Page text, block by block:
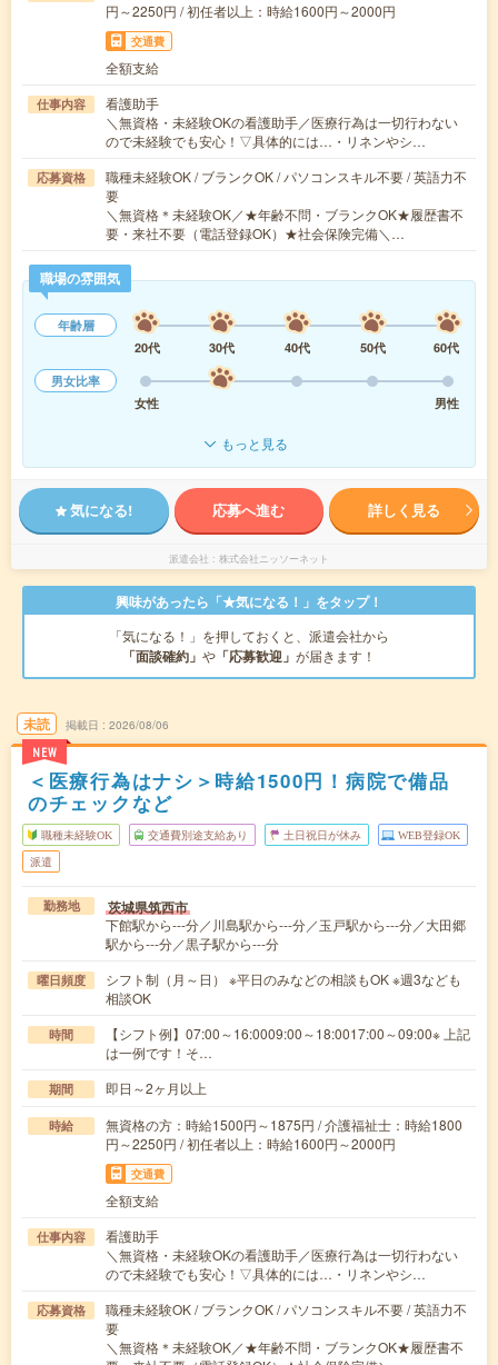
円～2250円 / 初任者以上：時給1600円～2000円
交通費
全額支給
仕事内容
看護助手
＼無資格・未経験OKの看護助手／医療行為は一切行わない
ので未経験でも安心！▽具体的には…・リネンやシ…
応募資格
職種未経験OK / ブランクOK / パソコンスキル不要 / 英語力不
要
＼無資格＊未経験OK／★年齢不問・ブランクOK★履歴書不
要・来社不要（電話登録OK）★社会保険完備＼…
職場の雰囲気
年齢層
20代
30代 40代 50代
60代
男女比率
女性
男性
もっと見る
気になる! 応募へ進む 詳しく見る
派遣会社 株式会社ニッソーネット
興味があったら「★気になる！」をタップ！
「気になる！」を押しておくと、派遣会社から
「面談確約」 や 「応募歓迎」 が届きます！
未読
NEW
掲載日 2026/08/06
＜医療行為はナシ＞時給1500円！病院で備品
のチェックなど
職種未経験OK 交通費別途支給あり 土日祝日が休み WEB登録OK
派遣
勤務地 茨城県筑西市
下館駅から---分／川島駅から---分／玉戸駅から---分／大田郷
駅から---分／黒子駅から---分
曜日頻度
シフト制（月～日） ※平日のみなどの相談もOK ※週3なども
相談OK
時間
【シフト例】07:00～16:0009:00～18:0017:00～09:00※ 上記
は一例です！そ…
期間 即日～2ヶ月以上
時給
無資格の方：時給1500円～1875円 / 介護福祉士：時給1800
円～2250円 / 初任者以上：時給1600円～2000円
交通費
全額支給
仕事内容
看護助手
＼無資格・未経験OKの看護助手／医療行為は一切行わない
ので未経験でも安心！▽具体的には…・リネンやシ…
応募資格
職種未経験OK / ブランクOK / パソコンスキル不要 / 英語力不
要
＼無資格＊未経験OK／★年齢不問・ブランクOK★履歴書不